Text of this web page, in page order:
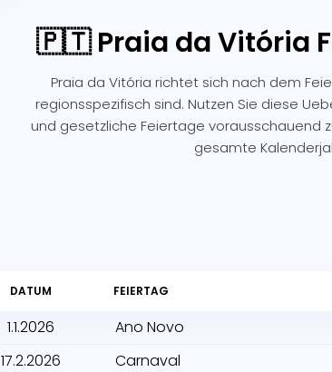
🇵🇹 Praia da Vitória
Praia da Vitória richtet sich nach dem
regionsspezifisch sind. Nutzen Sie diese
und gesetzliche Feiertage vorausschauend
gesamte
DATUM FEIERTAG
1.1.2026
Ano Novo
17.2.2026
Carnaval